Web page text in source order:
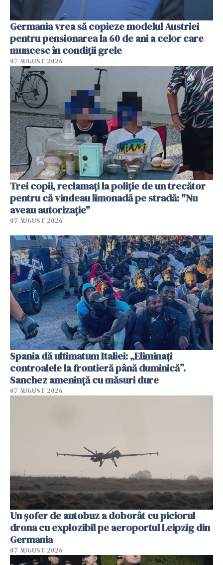
Germania vrea să copieze modelul Austriei
pentru pensionarea la 60 de ani a celor care
muncesc în condiții grele
07 AUGUST 2026
Trei copii, reclamați la poliție de un trecător
pentru că vindeau limonadă pe stradă: "Nu
aveau autorizație"
07 AUGUST 2026
Spania dă ultimatum Italiei: „Eliminați
controalele la frontieră până duminică”.
Sanchez amenință cu măsuri dure
07 AUGUST 2026
Un șofer de autobuz a doborât cu piciorul
drona cu explozibil pe aeroportul Leipzig din
Germania
07 AUGUST 2026